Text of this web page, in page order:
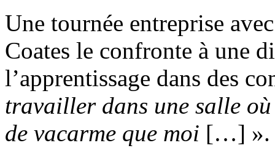
Une tournée entreprise
Coates le confronte à une
l’apprentissage dans des
travailler dans une salle
de vacarme que moi […] ».